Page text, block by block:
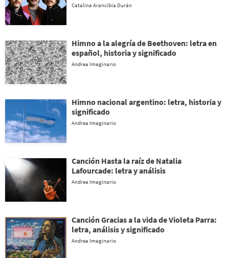
Catalina Arancibia Durán
Himno a la alegría de Beethoven: letra en
español, historia y significado
Andrea Imaginario
Himno nacional argentino: letra, historia y
significado
Andrea Imaginario
Canción Hasta la raíz de Natalia
Lafourcade: letra y análisis
Andrea Imaginario
Canción Gracias a la vida de Violeta Parra:
letra, análisis y significado
Andrea Imaginario